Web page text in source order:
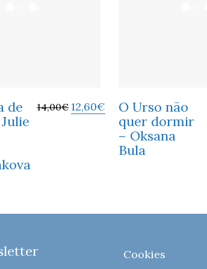
de
14,00€ 12,60€
O Urso não
quer dormir
– Oksana
Bula
Cookies